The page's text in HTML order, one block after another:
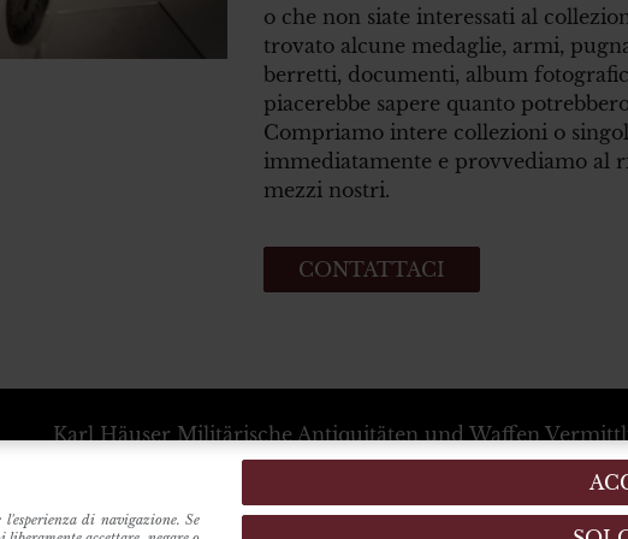
o che non siate interessati al
trovato alcune medaglie, armi,
berretti, documenti, album
piacerebbe sapere quanto
Compriamo intere collezioni o
immediatamente e provvediamo al
mezzi nostri.
CONTATTACI
Karl Häuser Militärische Antiquitäten und Waffen
+39 333 54 88 674 info@karlhauser.com
Modena
Verwaltungssitz -Innrain, 15 6020-Innsbruck
di navigazione. Se